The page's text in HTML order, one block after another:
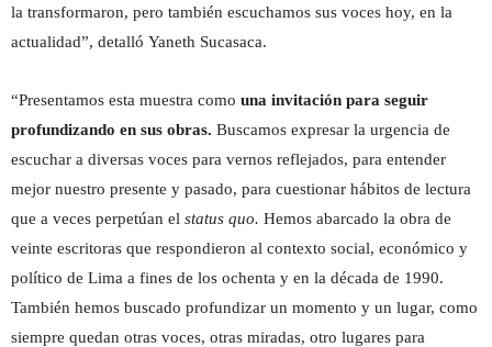
la transformaron, pero también escuchamos sus voces hoy, en la
actualidad”, detalló Yaneth Sucasaca.
“Presentamos esta muestra como una invitación para seguir
profundizando en sus obras. Buscamos expresar la urgencia de
escuchar a diversas voces para vernos reflejados, para entender
mejor nuestro presente y pasado, para cuestionar hábitos de lectura
que a veces perpetúan el status quo. Hemos abarcado la obra de
veinte escritoras que respondieron al contexto social, económico y
político de Lima a fines de los ochenta y en la década de 1990.
También hemos buscado profundizar un momento y un lugar, como
siempre quedan otras voces, otras miradas, otro lugares para